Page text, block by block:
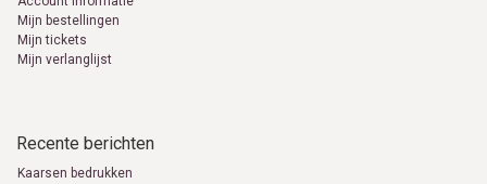
Mijn bestellingen
Mijn tickets
Mijn verlanglijst
Recente berichten
Kaarsen bedrukken